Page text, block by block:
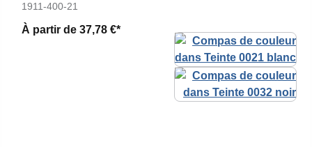
1911-400-21
À partir de 37,78 €*